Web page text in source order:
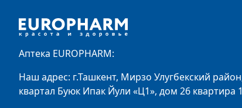
Аптека EUROPHARM:
Наш адрес: г.Ташкент, Мирзо Улугбекский
квартал Буюк Ипак Йули «Ц1», дом 26 квартира